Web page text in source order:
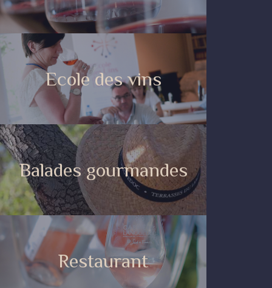
Ecole des vins
Balades gourmandes
Restaurant